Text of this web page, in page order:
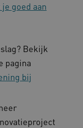
goed aan
Bekijk
pagina
bij